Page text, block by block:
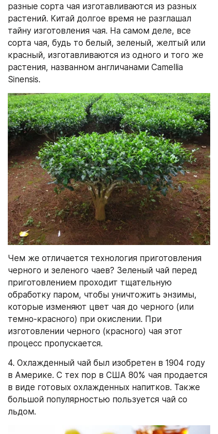
разные сорта чая изготавливаются из разных
растений. Китай долгое время не разглашал
тайну изготовления чая. На самом деле, все
сорта чая, будь то белый, зеленый, желтый или
красный, изготавливаются из одного и того же
растения, названном англичанами Camellia
Sinensis.
Чем же отличается технология приготовления
черного и зеленого чаев? Зеленый чай перед
приготовлением проходит тщательную
обработку паром, чтобы уничтожить энзимы,
которые изменяют цвет чая до черного (или
темно-красного) при окислении. При
изготовлении черного (красного) чая этот
процесс пропускается.
4. Охлажденный чай был изобретен в 1904 году
в Америке. С тех пор в США 80% чая продается
в виде готовых охлажденных напитков. Также
большой популярностью пользуется чай со
льдом.